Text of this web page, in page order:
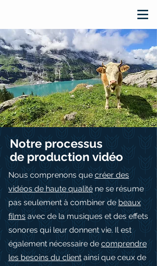
Notre processus
de production vidéo
Nous comprenons quecréer des
vidéos de haute qualiténe se résume
pas seulement à combiner debeaux
filmsavec de la musiques et des effets
sonores qui leur donnent vie. Il est
également nécessaire decomprendre
les besoins du client ainsi que ceux de